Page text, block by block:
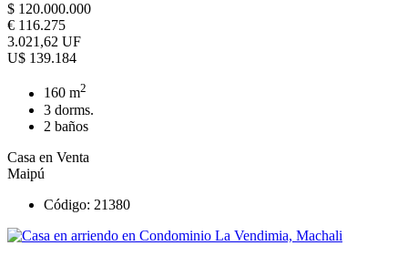
$ 120.000.000
€ 116.275
3.021,62 UF
U$ 139.184
160 m2
3 dorms.
2 baños
Casa en Venta
Maipú
Código: 21380